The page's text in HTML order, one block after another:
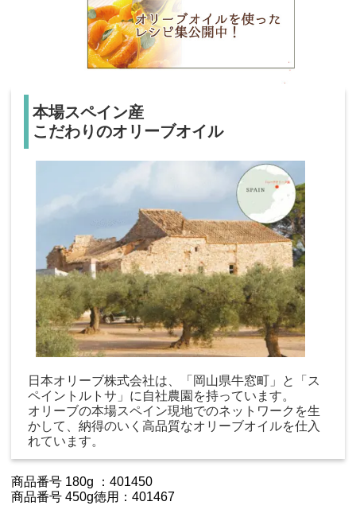
本場スペイン産
こだわりのオリーブオイル
日本オリーブ株式会社は、「岡山県牛窓町」と「ス
ペイントルトサ」に自社農園を持っています。
オリーブの本場スペイン現地でのネットワークを生
かして、納得のいく高品質なオリーブオイルを仕入
れています。
商品番号 180g ：401450
商品番号 450g徳用：401467